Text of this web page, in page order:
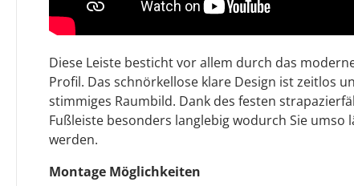
Diese Leiste besticht vor allem durch das
Profil. Das schnörkellose klare Design ist zeitlos
stimmiges Raumbild. Dank des festen
Fußleiste besonders langlebig wodurch Sie umso
werden.
Montage Möglichkeiten